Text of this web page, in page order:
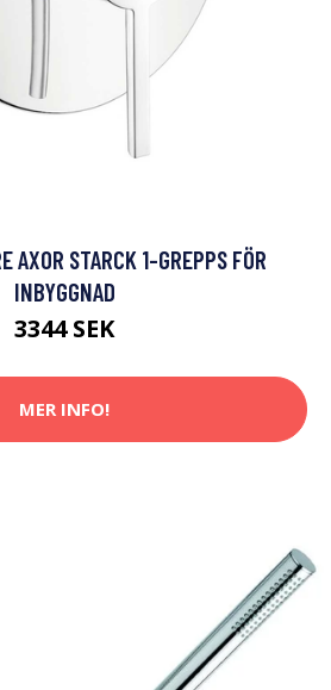
AXOR STARCK 1-GREPPS FÖR
INBYGGNAD
3344 SEK
MER INFO!